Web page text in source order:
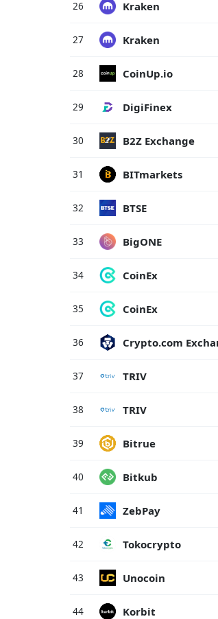
26 Kraken
27 Kraken
28 CoinUp.io
29 DigiFinex
30 B2Z Exchange
31 BITmarkets
32 BTSE
33 BigONE
34 CoinEx
35 CoinEx
36 Crypto.com
37 TRIV
38 TRIV
39 Bitrue
40 Bitkub
41 ZebPay
42 Tokocrypto
43 Unocoin
44 Korbit